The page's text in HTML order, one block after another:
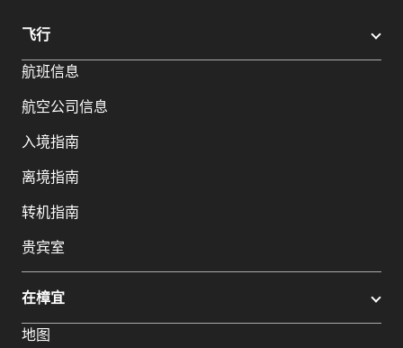
飞行
航班信息
航空公司信息
入境指南
离境指南
转机指南
贵宾室
在樟宜
地图